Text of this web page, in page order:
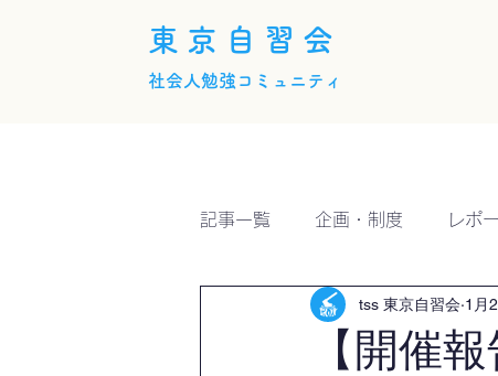
東京自習会
社会人勉強コミュニティ
記事一覧 企画・制度 レポ
【開催
tss 東京自習会 1月